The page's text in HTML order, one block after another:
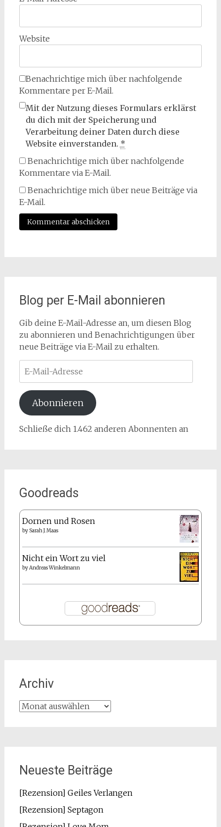
Website
Benachrichtige mich über nachfolgende
Kommentare per E-Mail.
Mit der Nutzung dieses Formulars erklärst
du dich mit der Speicherung und
Verarbeitung deiner Daten durch diese
Website einverstanden. *
Benachrichtige mich über nachfolgende
Kommentare via E-Mail.
Benachrichtige mich über neue Beiträge via
E-Mail.
Blog per E-Mail abonnieren
Gib deine E-Mail-Adresse an, um diesen Blog
zu abonnieren und Benachrichtigungen über
neue Beiträge via E-Mail zu erhalten.
Mail-
Adresse
Abonnieren
Schließe dich 1.462 anderen Abonnenten an
Goodreads
Dornen und Rosen
by Sarah J. Maas
Nicht ein Wort zu viel
byAndreas Winkelmann
Archiv
Archiv
Neueste Beiträge
[Rezension] Geiles Verlangen
[Rezension] Septagon